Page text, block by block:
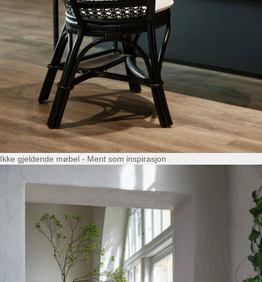
Ikke gjeldende møbel - Ment som inspirasjon